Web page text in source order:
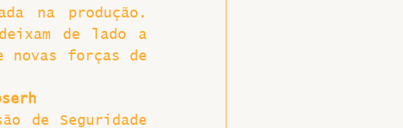
na produção.
de lado a
novas forças de
de Seguridade